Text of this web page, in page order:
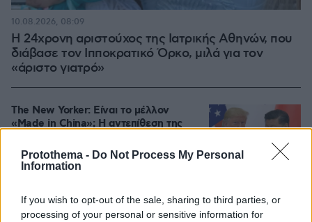
Protothema - Do Not Process My Personal
Information
If you wish to opt-out of the sale, sharing to third parties, or
processing of your personal or sensitive information for
Η 24χρονη αριστούχος της Ιατρικής Αθηνών, που
διάβασε τον Ιπποκρατικό Όρκο, μιλά για τον
«άριστο γιατρό»
10.08.2026, 08:09
The New Yorker: Είναι το μέλλον
«Made in China»; Η αντεπίθεση της
από την ΑΙ και τα αυτοκίνητα έως τη
μάχη κατά του καρκίνου